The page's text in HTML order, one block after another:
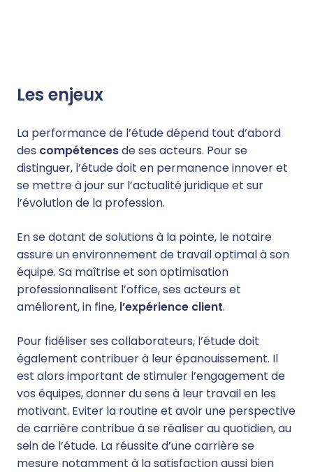
Les enjeux
La performance de l’étude dépend tout d’abord
des compétencesde ses acteurs. Pour se
distinguer, l’étude doit en permanence innover et
se mettre à jour sur l’actualité juridique et sur
l’évolution de la profession.
En se dotant de solutions à la pointe, le notaire
assure un environnement de travail optimal à son
équipe. Sa maîtrise et son optimisation
professionnalisent l’office, ses acteurs et
améliorent, in fine, l’expérience client.
Pour fidéliser ses collaborateurs, l’étude doit
également contribuer à leur épanouissement. Il
est alors important de stimuler l’engagement de
vos équipes, donner du sens à leur travail en les
motivant. Eviter la routine et avoir une perspective
de carrière contribue à se réaliser au quotidien, au
sein de l’étude. La réussite d’une carrière se
mesure notamment à la satisfaction aussi bien